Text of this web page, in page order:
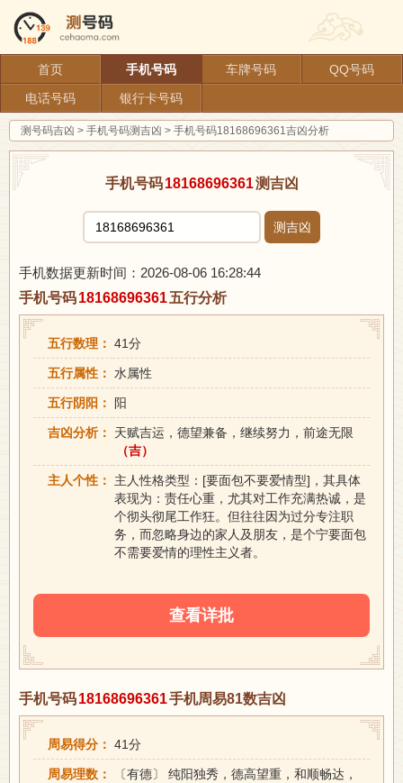
首页 手机号码 车牌号码
QQ号码
电话号码
银行卡号码
测号码吉凶 > 手机号码测吉凶 > 手机号码18168696361吉凶分析
手机号码 18168696361测吉凶
测吉凶
手机数据更新时间：2026-08-06 16:28:44
手机号码18168696361五行分析
五行数理： 41分
五行属性： 水属性
五行阴阳： 阳
吉凶分析：
天赋吉运，德望兼备，继续努力，前途无限
（吉）
主人个性：
主人性格类型：[要面包不要爱情型]，其具体
表现为：责任心重，尤其对工作充满热诚，是
个彻头彻尾工作狂。但往往因为过分专注职
务，而忽略身边的家人及朋友，是个宁要面包
不需要爱情的理性主义者。
查看详批
手机号码18168696361手机周易81数吉凶
周易得分： 41分
周易理数：
〔有德〕 纯阳独秀，德高望重，和顺畅达，